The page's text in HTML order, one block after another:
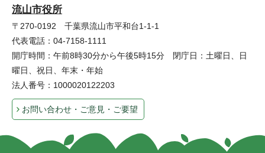
流山市役所
〒270-0192 千葉県流山市平和台1-1-1
代表電話：04-7158-1111
開庁時間：午前8時30分から午後5時15分 閉庁日：土曜日、日
曜日、祝日、年末・年始
法人番号：1000020122203
お問い合わせ・ご意見・ご要望